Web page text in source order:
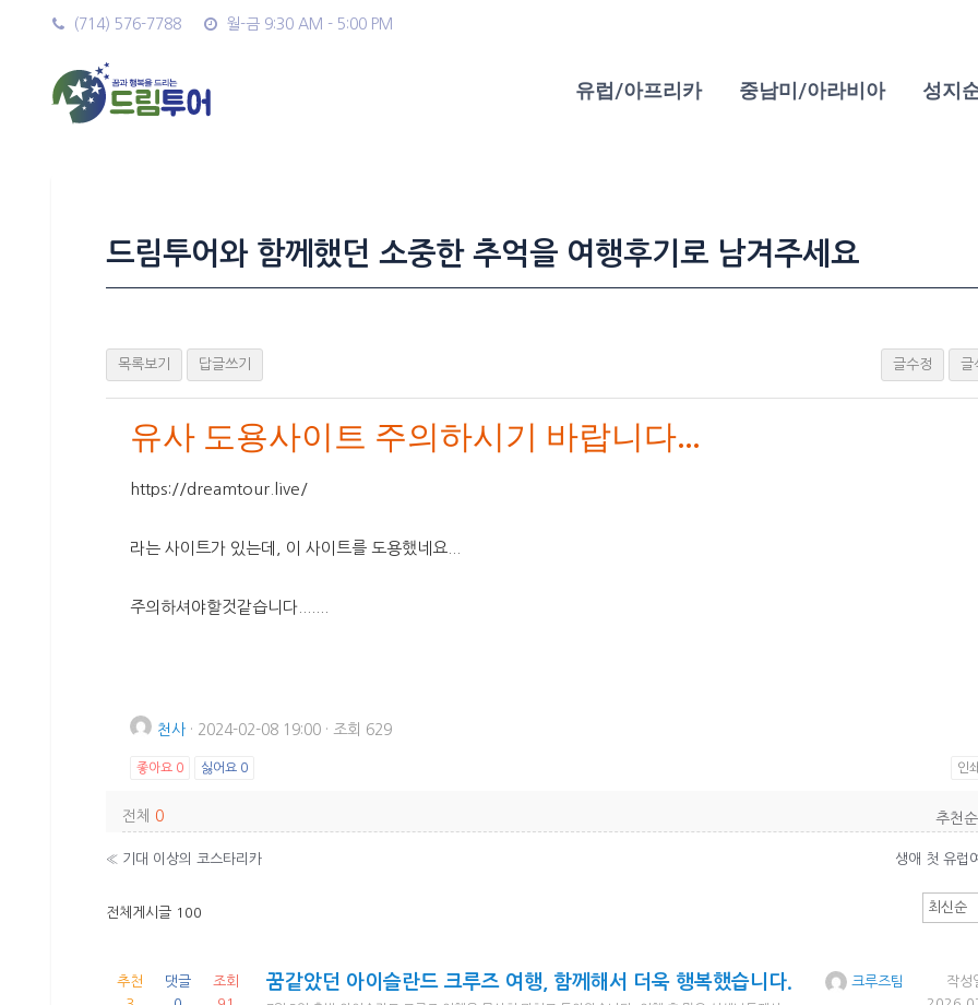
(714) 576-7788 월-금 9:30 AM - 5:00 PM
유럽/아프리카 중남미/아라비아 성지
드림투어와 함께했던 소중한 추억을 여행후기로 남겨주세요
목록보기 답글쓰기 글수정 글
유사 도용사이트 주의하시기 바랍니다...
https://dreamtour.live/
라는 사이트가 있는데, 이 사이트를 도용했네요...
주의하셔야할것같습니다.......
천사 · 2024-02-08 19:00 · 조회 629
좋아요 0 싫어요 0 인쇄
전체 0
« 기대 이상의 코스타리카 생애 첫 유럽
전체게시글 100
추천
댓글
조회
꿈같았던 아이슬란드 크루즈 여행, 함께해서 더욱 행복했습니다. 크루즈팀
작성